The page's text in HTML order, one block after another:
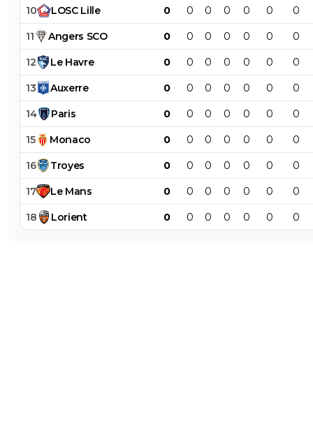
10 LOSC Lille 0 0 0 0 0 0 0
11 Angers SCO 0 0 0 0 0 0 0
12 Le Havre 0 0 0 0 0 0 0
13 Auxerre 0 0 0 0 0 0 0
14 Paris 0 0 0 0 0 0 0
15 Monaco 0 0 0 0 0 0 0
16 Troyes 0 0 0 0 0 0 0
17 Le Mans 0 0 0 0 0 0 0
18 Lorient 0 0 0 0 0 0 0